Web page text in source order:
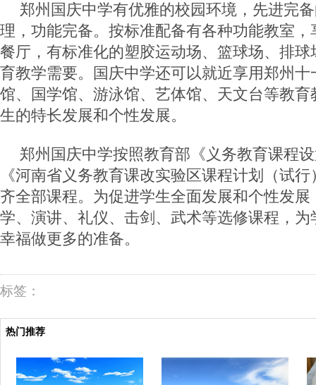
郑州国庆中学有优雅的校园环境，先进完
理，功能完备。按标准配备有各种功能教室
餐厅，有标准化的塑胶运动场、篮球场、排
育教学需要。国庆中学还可以就近享用郑州
馆、国学馆、游泳馆、艺体馆、天文台等教
生的特长发展和个性发展。
郑州国庆中学按照教育部《义务教育课程
《河南省义务教育课改实验区课程计划（试
齐全部课程。为促进学生全面发展和个性发
学、演讲、礼仪、击剑、武术等选修课程，
幸福做更多的准备。
标签：
热门推荐